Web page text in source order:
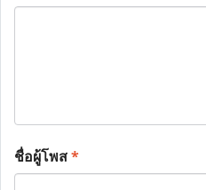
ชื่อผู้โพส*